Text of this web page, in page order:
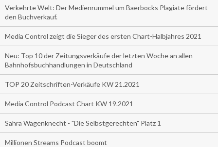
Verkehrte Welt: Der Medienrummel um Baerbocks Plagiate fördert
den Buchverkauf.
Media Control zeigt die Sieger des ersten Chart-Halbjahres 2021
Neu: Top 10 der Zeitungsverkäufe der letzten Woche an allen
Bahnhofsbuchhandlungen in Deutschland
TOP 20 Zeitschriften-Verkäufe KW 21.2021
Media Control Podcast Chart KW 19.2021
Sahra Wagenknecht - "Die Selbstgerechten" Platz 1
Millionen Streams Podcast boomt